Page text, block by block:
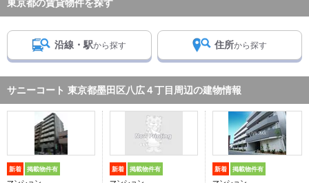
東京都の賃貸物件を探す
沿線・駅から探す 住所から探す
サニーコート 東京都墨田区八広４丁目周辺の建物情報
新着 掲載物件有 新着 掲載物件有 新着 掲載物件有